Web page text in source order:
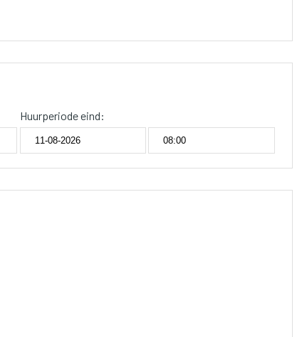
Huurperiode eind: